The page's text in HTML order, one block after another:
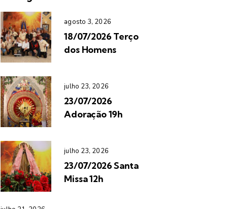
agosto 3, 2026
18/07/2026 Terço
dos Homens
julho 23, 2026
23/07/2026
Adoração 19h
julho 23, 2026
23/07/2026 Santa
Missa 12h